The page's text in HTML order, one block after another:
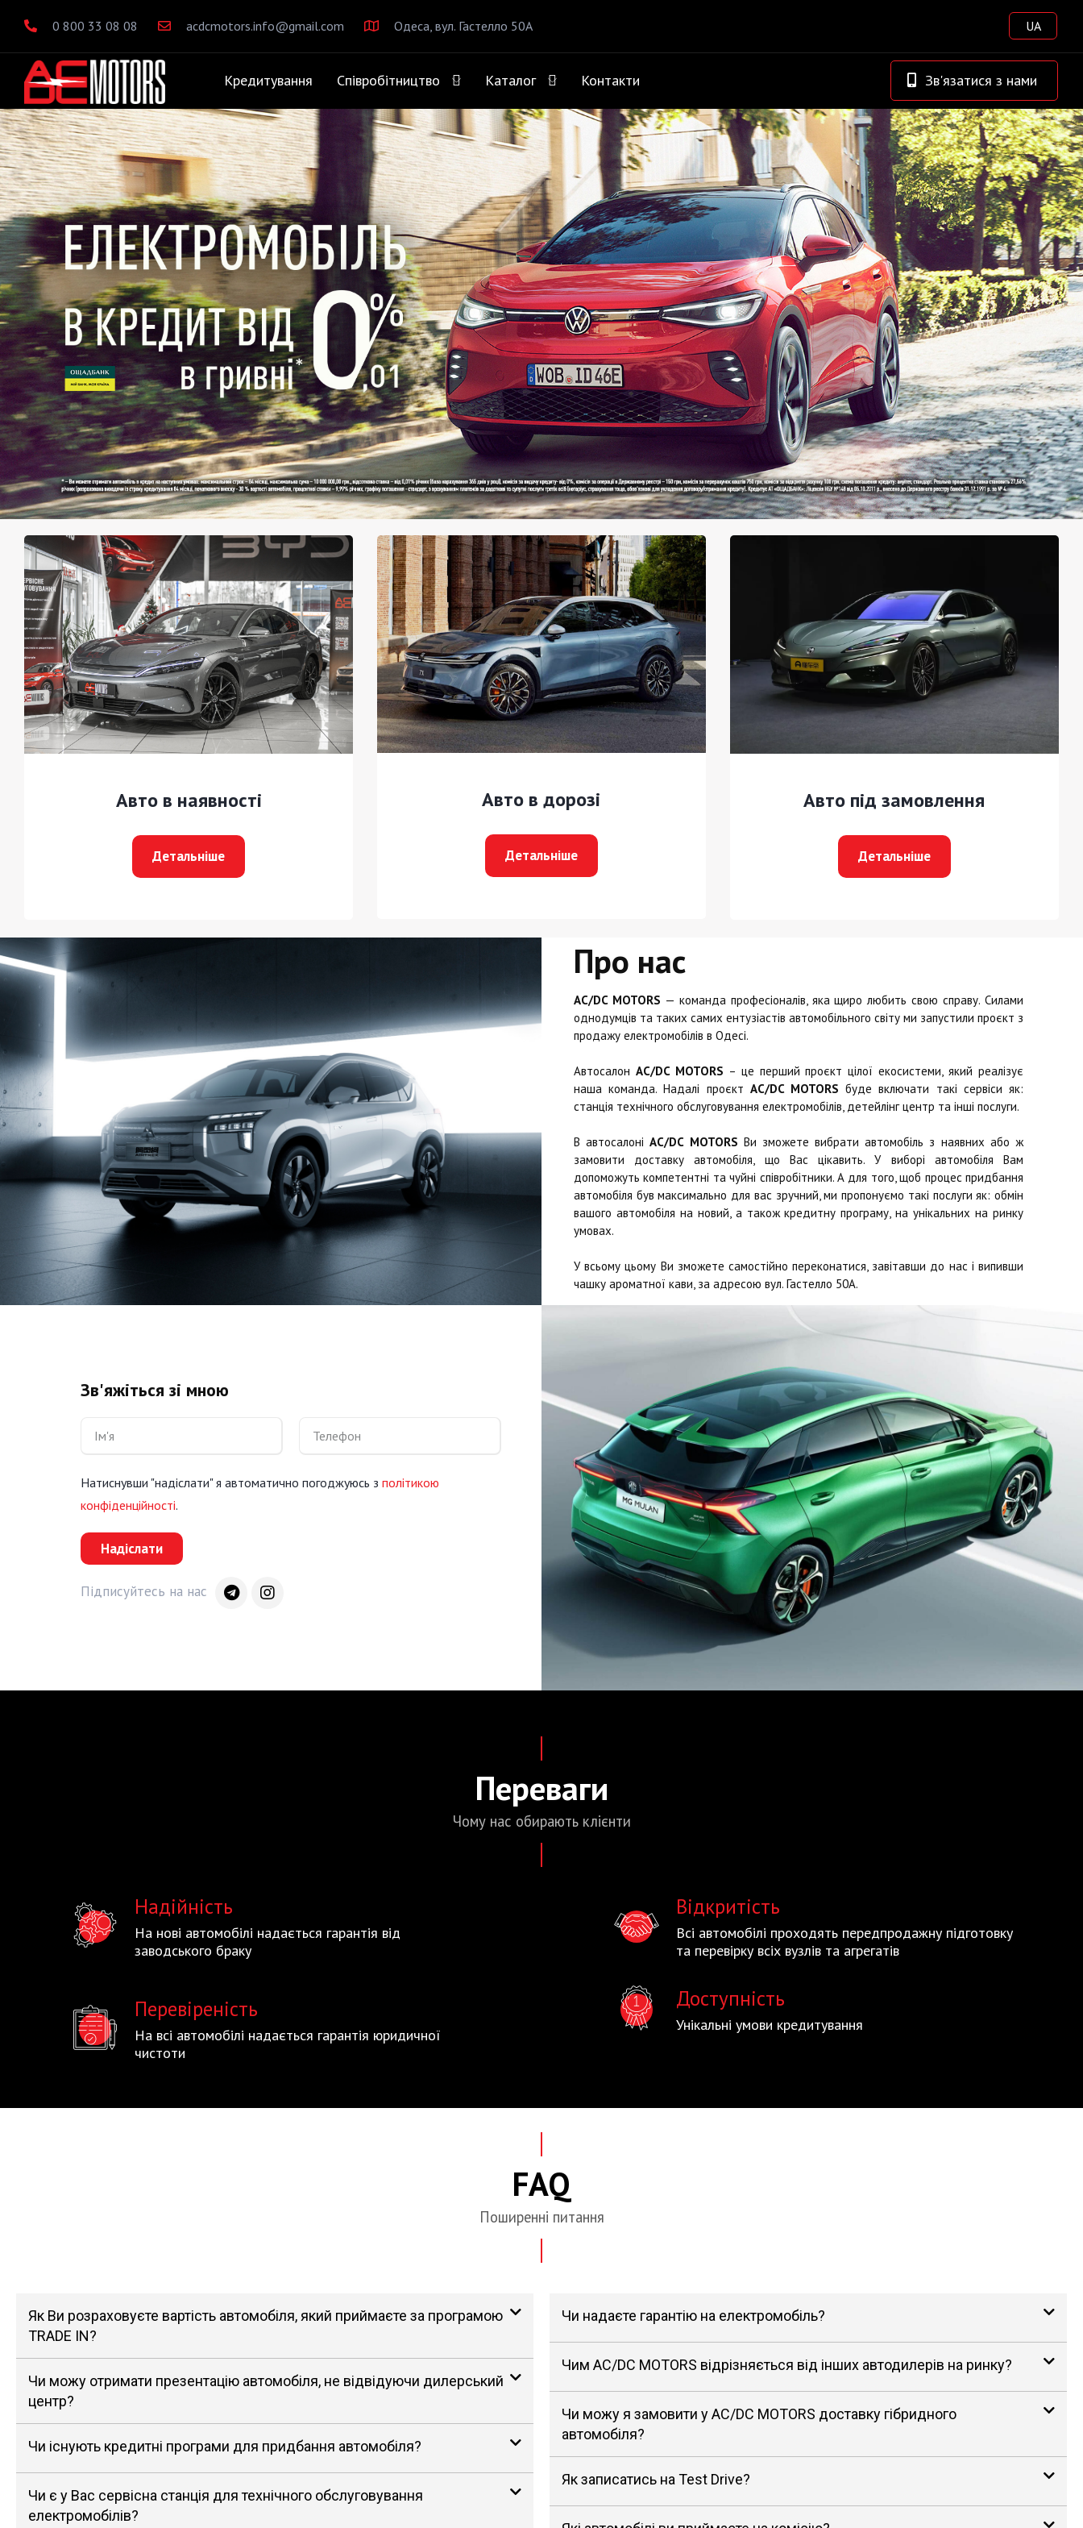
0 800 33 08 08 acdcmotors.info@gmail.com Одеса, вул. Гастелло 50А UA
Кредитування Співробітництво Каталог Контакти Зв'язатися з нами
Авто в наявності
Детальніше
Авто в дорозі
Детальніше
Авто під замовлення
Детальніше
Про нас
AC/DC MOTORS — команда професіоналів, яка щиро любить свою справу. Силами
однодумців та таких самих ентузіастів автомобільного світу ми запустили проєкт з
продажу електромобілів в Одесі.
Автосалон AC/DC MOTORS – це перший проєкт цілої екосистеми, який реалізує
наша команда. Надалі проєкт AC/DC MOTORS буде включати такі сервіси як:
станція технічного обслуговування електромобілів, детейлінг центр та інші послуги.
В автосалоніAC/DC MOTORS Ви зможете вибрати автомобіль з наявних або ж
замовити доставку автомобіля, що Вас цікавить. У виборі автомобіля Вам
допоможуть компетентні та чуйні співробітники. А для того, щоб процес придбання
автомобіля був максимально для вас зручний, ми пропонуємо такі послуги як: обмін
вашого автомобіля на новий, а також кредитну програму, на унікальних на ринку
умовах.
У всьому цьому Ви зможете самостійно переконатися, завітавши до нас і випивши
чашку ароматної кави, за адресою вул. Гастелло 50А.
Зв'яжіться зі мною
Натиснувши "надіслати" я автоматично погоджуюсь з політикою
конфіденційності.
Надіслати
Підписуйтесь на нас
Переваги
Чому нас обираютьклієнти
Надійність
На нові автомобілі надається гарантія від
заводського браку
Перевіреність
На всі автомобілі надається гарантія юридичної
чистоти
Відкритість
Всі автомобілі проходять передпродажну підготовку
та перевірку всіх вузлів та агрегатів
Доступність
Унікальні умови кредитування
FAQ
Поширенні питання
Як Ви розраховуєте вартість автомобіля, який приймаєте за програмою
TRADE IN?
Чи можу отримати презентацію автомобіля, не відвідуючи дилерський
центр?
Чи існують кредитні програми для придбання автомобіля?
Чи є у Вас сервісна станція для технічного обслуговування
електромобілів?
Чи надаєте гарантію на електромобіль?
Чим AC/DC MOTORS відрізняється від інших автодилерів на ринку?
Чи можу я замовити у AC/DC MOTORS доставку гібридного
автомобіля?
Як записатись на Test Drive?